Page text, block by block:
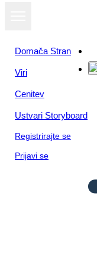
Domača Stran
Viri
Cenitev
Ustvari Storyboard
Registrirajte se
Prijavi se